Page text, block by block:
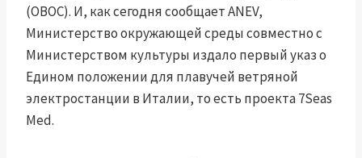
(ОВОС). И, как сегодня сообщает ANEV,
Министерство окружающей среды совместно с
Министерством культуры издало первый указ о
Едином положении для плавучей ветряной
электростанции в Италии, то есть проекта 7Seas
Med.